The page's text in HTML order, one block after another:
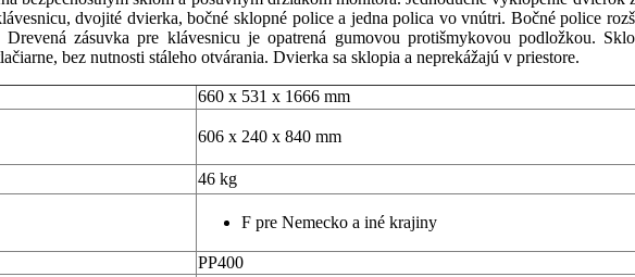
dvojité dvierka, bočné sklopné police a jedna polica vo vnútri. Bočné police
zásuvka pre klávesnicu je opatrená gumovou protišmykovou podložkou.
bez nutnosti stáleho otvárania. Dvierka sa sklopia a neprekážajú v priestore.
660 x 531 x 1666 mm
606 x 240 x 840 mm
46 kg
F pre Nemecko a iné krajiny
PP400